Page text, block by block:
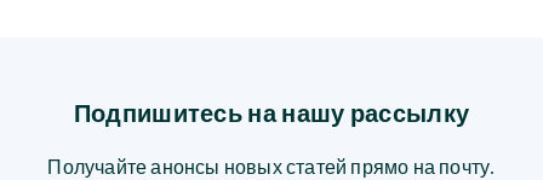
Подпишитесь на нашу рассылку
Получайте анонсы новых статей прямо на почту.